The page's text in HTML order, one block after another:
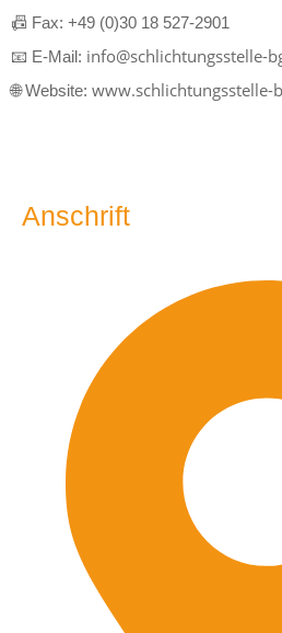
📠 Fax: +49 (0)30 18 527-2901
📧 E-Mail: info@schlichtungsstelle-
🌐 Website: www.schlichtungsstelle-
Anschrift